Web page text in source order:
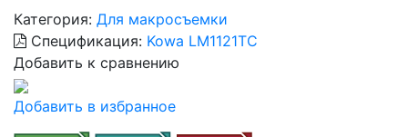
Категория: Для макросъемки
Спецификация: Kowa LM1121TC
Добавить к сравнению
Добавить в избранное